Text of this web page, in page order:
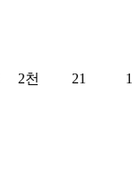
2천 21 1